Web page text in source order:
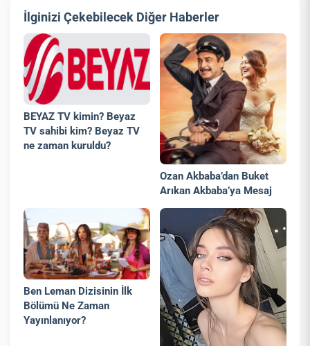
İlginizi Çekebilecek Diğer Haberler
BEYAZ TV kimin? Beyaz
TV sahibi kim? Beyaz TV
ne zaman kuruldu?
Ozan Akbaba’dan Buket
Arıkan Akbaba’ya Mesaj
Ben Leman Dizisinin İlk
Bölümü Ne Zaman
Yayınlanıyor?